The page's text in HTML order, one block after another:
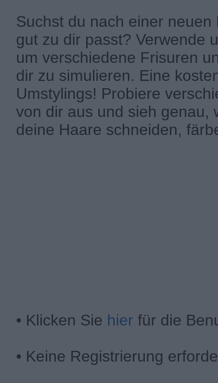
Suchst du nach einer
gut zu dir passt? Verwende
um verschiedene Frisuren
dir zu simulieren. Eine
Umstylings! Probiere
von dir aus und sieh genau,
deine Haare schneiden,
• Klicken Sie hier für die
• Keine Registrierung